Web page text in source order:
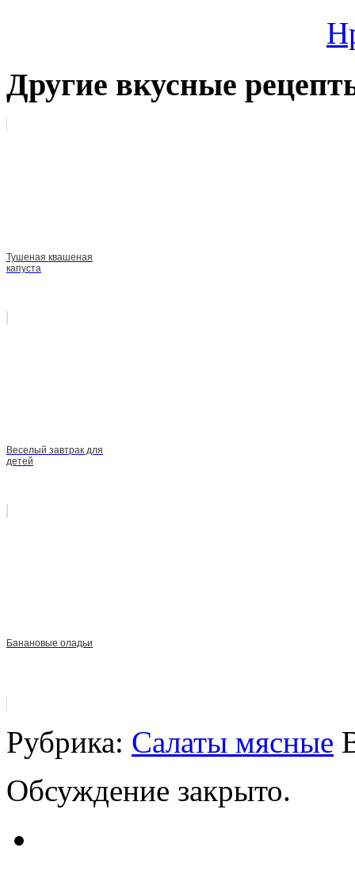
Другие вкусные
Тушеная квашеная
капуста
Веселый завтрак для
детей
Банановые оладьи
Рубрика: Салаты мясные
Обсуждение закрыто.